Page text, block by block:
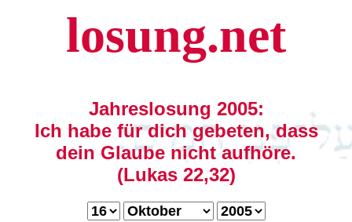
losung.net
Jahreslosung 2005:
Ich habe für dich gebeten, dass
dein Glaube nicht aufhöre.
(Lukas 22,32)